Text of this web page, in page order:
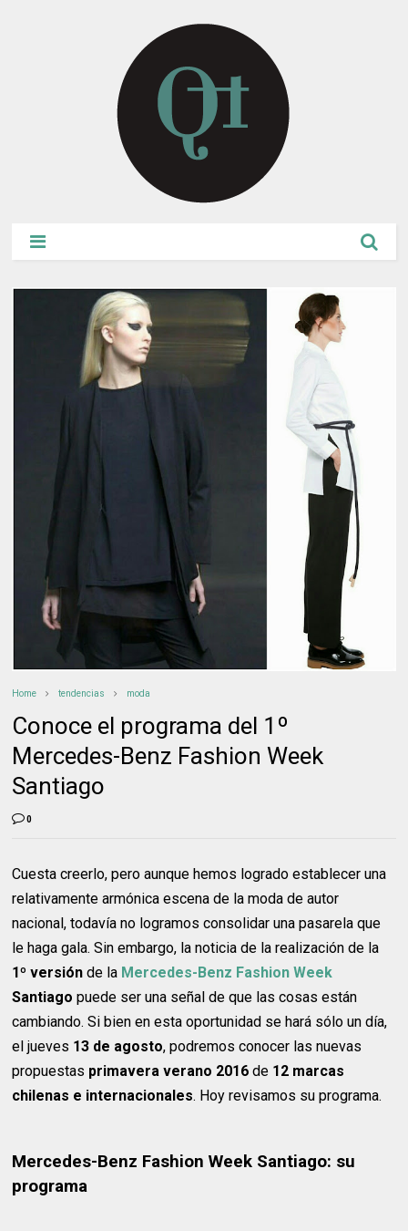
Home tendencias moda
Conoce el programa del 1º
Mercedes-Benz Fashion Week
Santiago
0
Cuesta creerlo, pero aunque hemos logrado establecer una
relativamente armónica escena de la moda de autor
nacional, todavía no logramos consolidar una pasarela que
le haga gala. Sin embargo, la noticia de la realización de la
1º versión de la Mercedes-Benz Fashion Week
Santiago puede ser una señal de que las cosas están
cambiando. Si bien en esta oportunidad se hará sólo un día,
el jueves 13 de agosto, podremos conocer las nuevas
propuestas primavera verano 2016 de 12 marcas
chilenas e internacionales. Hoy revisamos su programa.
Mercedes-Benz Fashion Week Santiago: su
programa